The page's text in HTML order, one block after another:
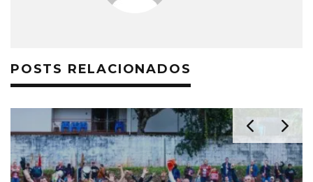
POSTS RELACIONADOS